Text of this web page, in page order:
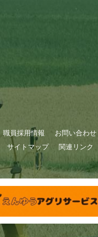
職員採用情報
お問い合わせ
サイトマップ 関連リンク